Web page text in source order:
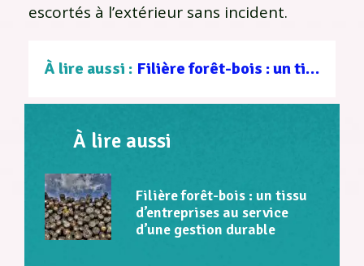
escortés à l’extérieur sans incident.
À lire aussi : Filière forêt-bois : un tissu d’entreprises au service d’une gestion durable
À lire aussi
Filière forêt-bois : un tissu
d’entreprises au service
d’une gestion durable